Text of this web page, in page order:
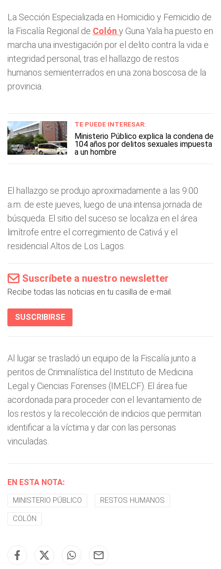
La Sección Especializada en Homicidio y Femicidio de
la Fiscalía Regional de Colón y Guna Yala ha puesto en
marcha una investigación por el delito contra la vida e
integridad personal, tras el hallazgo de restos
humanos semienterrados en una zona boscosa de la
provincia.
TE PUEDE INTERESAR:
Ministerio Público explica la condena de
104 años por delitos sexuales impuesta
a un hombre
El hallazgo se produjo aproximadamente a las 9:00
a.m. de este jueves, luego de una intensa jornada de
búsqueda. El sitio del suceso se localiza en el área
limítrofe entre el corregimiento de Cativá y el
residencial Altos de Los Lagos.
Suscríbete a nuestro newsletter
Recibe todas las noticias en tu casilla de e-mail.
SUSCRIBIRSE
Al lugar se trasladó un equipo de la Fiscalía junto a
peritos de Criminalística del Instituto de Medicina
Legal y Ciencias Forenses (IMELCF). El área fue
acordonada para proceder con el levantamiento de
los restos y la recolección de indicios que permitan
identificar a la víctima y dar con las personas
vinculadas.
EN ESTA NOTA:
MINISTERIO PÚBLICO RESTOS HUMANOS
COLÓN